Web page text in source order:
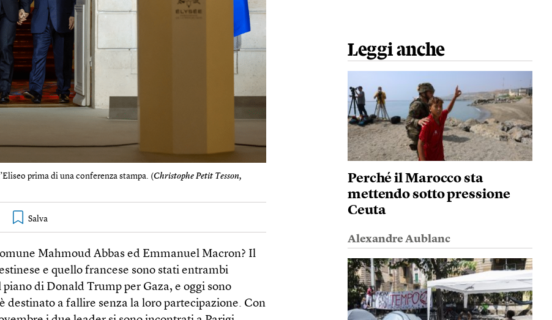
prima di una conferenza stampa. (Christophe Petit Tesson,
Mahmoud Abbas ed Emmanuel Macron? Il
e quello francese sono stati entrambi
di Donald Trump per Gaza, e oggi sono
destinato a fallire senza la loro partecipazione. Con
Leggi anche
Perché il Marocco sta
mettendo sotto pressione
Ceuta
Alexandre Aublanc